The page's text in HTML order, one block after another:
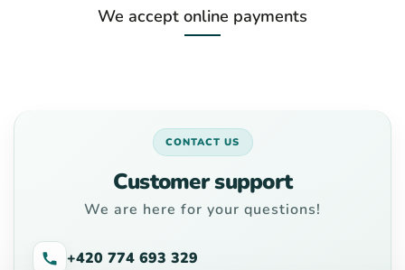
We accept online payments
CONTACT US
Customer support
We are here for your questions!
+420 774 693 329